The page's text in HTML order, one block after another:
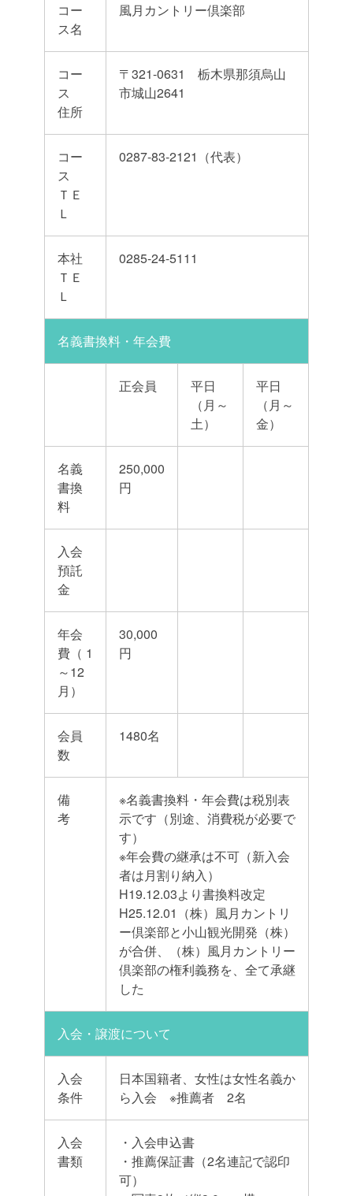
コー
ス名
風月カントリー倶楽部
コー
ス
住所
〒321-0631 栃木県那須烏山
市城山2641
コー
ス
ＴＥ
Ｌ
0287-83-2121（代表）
本社
ＴＥ
Ｌ
0285-24-5111
名義書換料・年会費
正会員
平日
（月～
土）
平日
（月～
金）
名義
書換
料
250,000
円
入会
預託
金
年会
費（ 1
～12
月）
30,000
円
会員
数
1480名
備
考
※名義書換料・年会費は税別表
示です（別途、消費税が必要で
す）
※年会費の継承は不可（新入会
者は月割り納入）
H19.12.03より書換料改定
H25.12.01（株）風月カントリ
ー倶楽部と小山観光開発（株）
が合併、（株）風月カントリー
倶楽部の権利義務を、全て承継
した
入会・譲渡について
入会
条件
日本国籍者、女性は女性名義か
ら入会 ※推薦者 2名
入会
書類
・入会申込書
・推薦保証書（2名連記で認印
可）